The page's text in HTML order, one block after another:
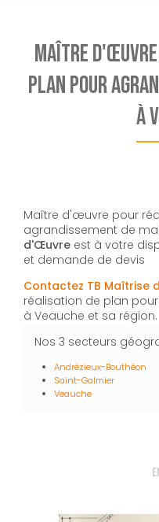
Maître
plan pour
à
Maître d'œuvre pour
agrandissement de
d'Œuvre est à votre
et demande de devis
Contactez TB Maîtrise
réalisation de plan
à Veauche et sa région.
Nos 3 secteurs
Andrézieux-Bouthéon
Saint-Galmier
Veauche